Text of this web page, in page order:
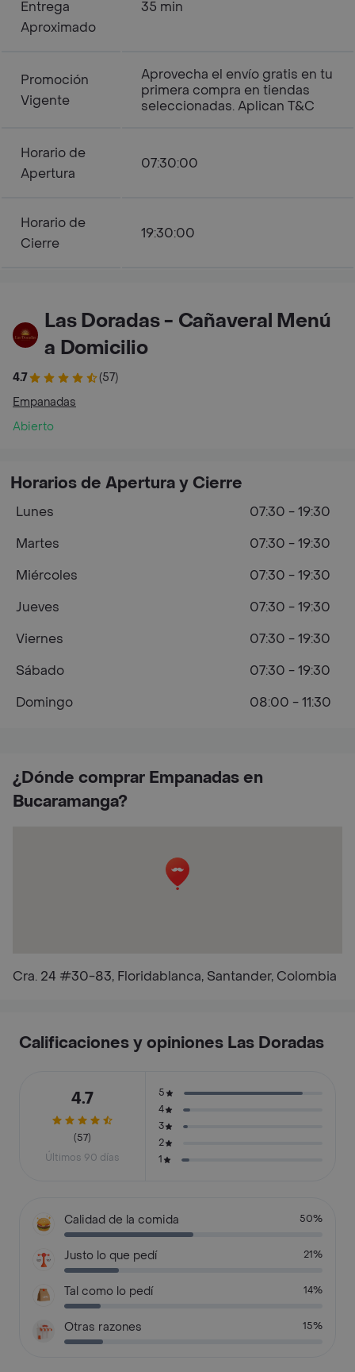
Entrega
Aproximado
35 min
Promoción
Vigente
Aprovecha el envío gratis en tu
primera compra en tiendas
seleccionadas. Aplican T&C
Horario de
Apertura
07:30:00
Horario de
Cierre
19:30:00
Las Doradas - Cañaveral Menú
a Domicilio
4.7
(57)
Empanadas
Abierto
¿Dónde comprar Empanadas en
Bucaramanga?
Cra. 24 #30-83, Floridablanca, Santander, Colombia
Horarios de Apertura y Cierre
Lunes
07:30 - 19:30
Martes
07:30 - 19:30
Miércoles
07:30 - 19:30
Jueves
07:30 - 19:30
Viernes
07:30 - 19:30
Sábado
07:30 - 19:30
Domingo
08:00 - 11:30
Calificaciones y opiniones Las Doradas
4.7
(57)
Últimos 90 días
5
4
3
2
1
Calidad de la comida 50%
Justo lo que pedí 21%
Tal como lo pedí 14%
Otras razones 15%